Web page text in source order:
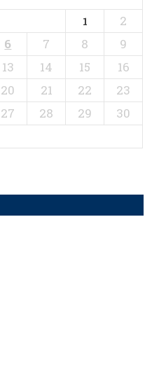
1
2
6 7 8
9
13 14 15
16
20 21 22
23
27 28 29
30